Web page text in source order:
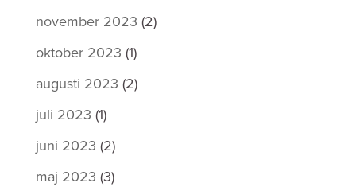
november 2023 (2)
oktober 2023 (1)
augusti 2023 (2)
juli 2023 (1)
juni 2023 (2)
maj 2023 (3)